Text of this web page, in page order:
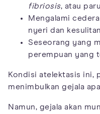
fibriosis, atau
Mengalami
nyeri dan
Seseorang yang
perempuan yang
Kondisi atelektasis ini,
menimbulkan gejala
Namun, gejala akan